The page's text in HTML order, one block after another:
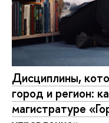
Дисциплины,
город и регион:
магистратуре